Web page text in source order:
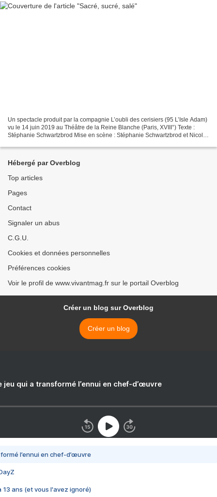
Un spectacle produit par la compagnie L’oubli des cerisiers (95 L’Isle Adam)
vu le 14 juin 2019 au Théâtre de la Reine Blanche (Paris, XVIII°) Texte :
Stéphanie Schwartzbrod Mise en scène : Stéphanie Schwartzbrod et Nicolas
Hébergé par Overblog
Top articles
Pages
Contact
Signaler un abus
C.G.U.
Cookies et données personnelles
Préférences cookies
Voir le profil de www.vivantmag.fr sur le portail Overblog
Créer un blog sur Overblog
Créer un blog
jeu qui a transformé l’ennui en chef-d’œuvre
l’ennui en chef-d’œuvre
13 ans (et vous l'avez ignoré)